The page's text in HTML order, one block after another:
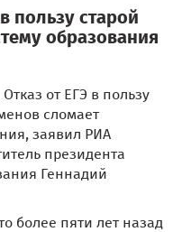
пользу старой
образования
от ЕГЭ в пользу
сломает
заявил РИА
президента
Геннадий
более пяти лет назад